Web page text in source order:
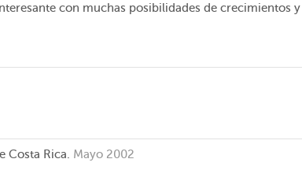
con muchas posibilidades de crecimientos
Costa Rica. Mayo 2002